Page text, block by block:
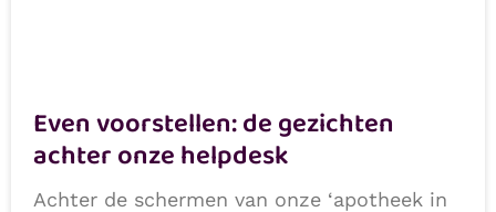
Even voorstellen: de gezichten
achter onze helpdesk
Achter de schermen van onze ‘apotheek in